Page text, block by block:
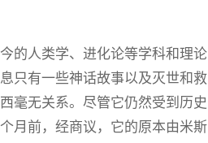
的人类学、进化论等学科和理论
只有一些神话故事以及灭世和救
毫无关系。尽管它仍然受到历史
月前，经商议，它的原本由米斯